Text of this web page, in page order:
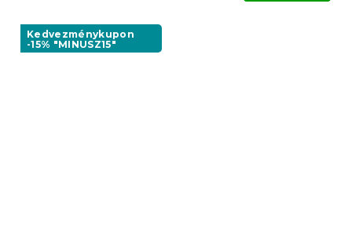
Kedvezménykupon
-15% "MINUSZ15"